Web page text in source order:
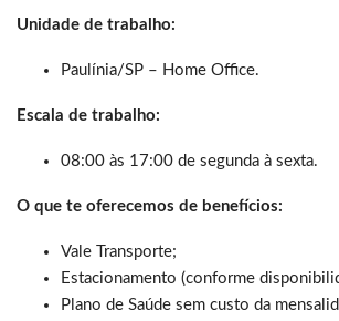
Unidade de trabalho:
Paulínia/SP – Home Office.
Escala de trabalho:
08:00 às 17:00 de segunda à sexta.
O que te oferecemos de benefícios:
Vale Transporte;
Estacionamento (conforme
Plano de Saúde sem custo da